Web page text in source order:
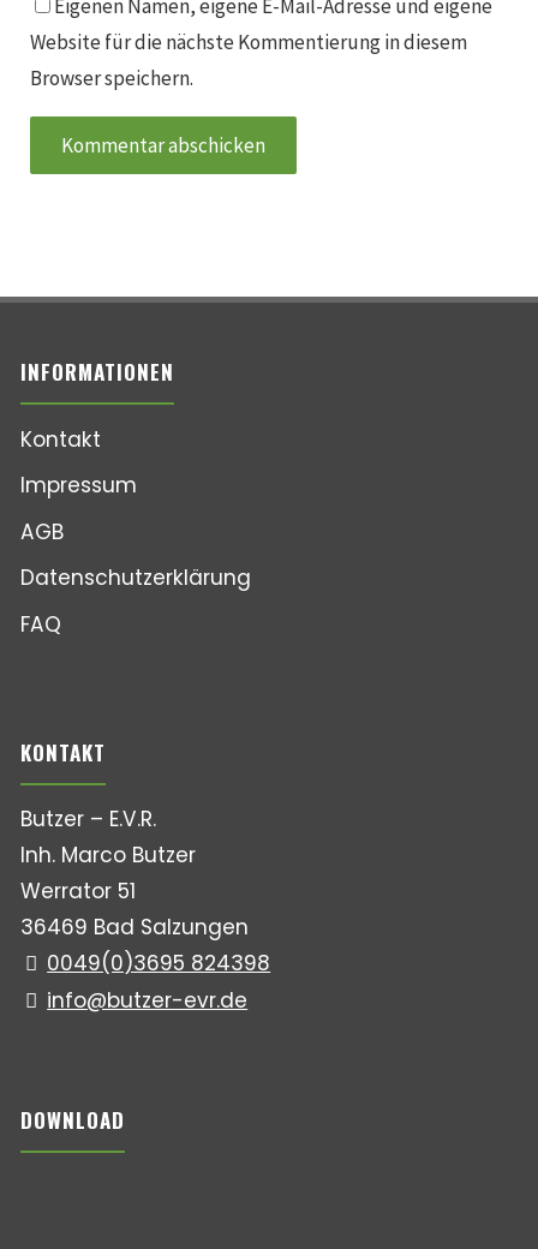
Eigenen Namen, eigene E-Mail-Adresse und eigene
Website für die nächste Kommentierung in diesem
Browser speichern.
INFORMATIONEN
Kontakt
Impressum
AGB
Datenschutzerklärung
FAQ
KONTAKT
Butzer – E.V.R.
Inh. Marco Butzer
Werrator 51
36469 Bad Salzungen
0049(0)3695 824398
info@butzer-evr.de
DOWNLOAD